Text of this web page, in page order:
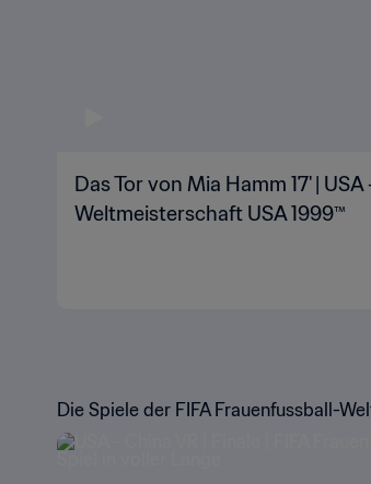
Das Tor von Mia Hamm 17' |
Weltmeisterschaft USA 1999™
Die Spiele der FIFA Frauenfussball-